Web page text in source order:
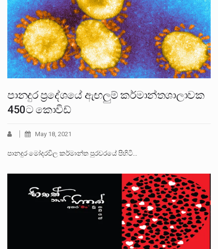
පානදුර ප්‍රදේශයේ ඇඟලුම් කර්මාන්තශාලාවක
450ට කොවිඩ්
May 18, 2021
පානදුර මෝදරවිල කර්මාන්ත පුරවරයේ පිහිටි…